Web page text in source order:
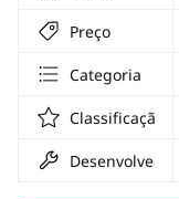
Preço
Categoria
Classificação
Desenvolvedor